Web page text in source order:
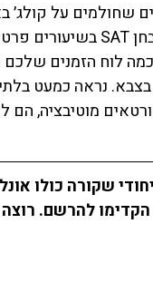
שחולמים על קולג׳
בוודאי יודעים כמה לוח
נראה כמעט
מוטיבציה, הם
שקורה כולו
להרשם.